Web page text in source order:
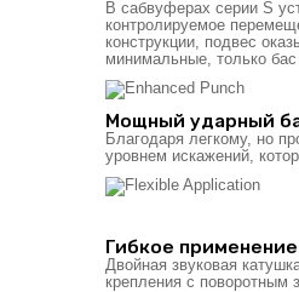
В сабвуферах серии S
контролируемое
конструкции, подвес
минимальные, только бас
Мощный ударный
Благодаря легкому, но
уровнем искажений,
Гибкое применение
Двойная звуковая
крепления с поворотным